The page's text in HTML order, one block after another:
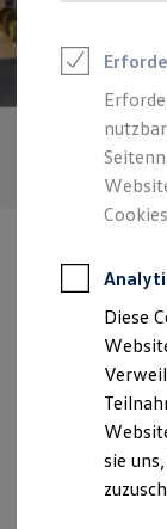
Leasing
Anpfiff
Stülpner - Kaden (
Diese
sie